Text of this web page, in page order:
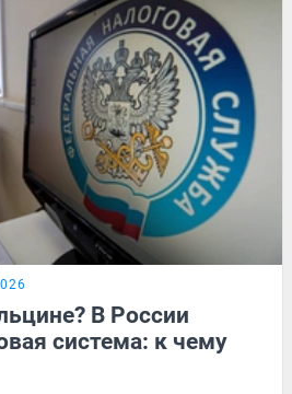
В России
система: к чему